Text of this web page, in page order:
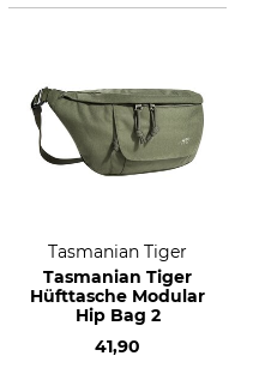
Tasmanian Tiger
Tasmanian Tiger
Hüfttasche Modular
Hip Bag 2
41,90